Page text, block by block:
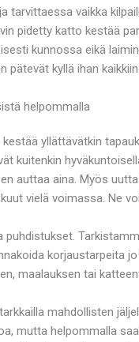
tarvittaessa vaikka
pidetty katto kestää
kunnossa eikä
pätevät kyllä ihan
helpommalla
yllättävätkin
kuitenkin
auttaa aina. Myös
vielä voimassa. Ne
korjaustarpeita
maalauksen tai
mahdollisten
mutta helpommalla